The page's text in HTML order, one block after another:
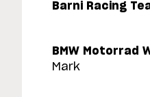
Barni Racing
BMW Motorrad
Mark